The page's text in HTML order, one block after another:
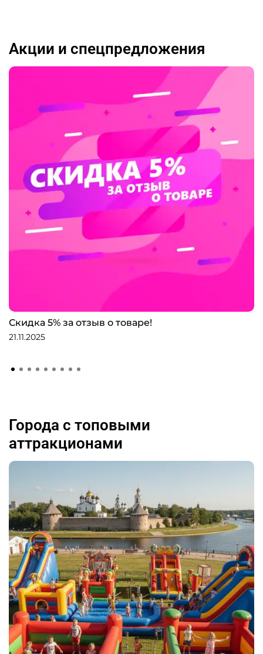
Акции и спецпредложения
Скидка 5% за отзыв о товаре!
21.11.2025
Города с топовыми
аттракционами